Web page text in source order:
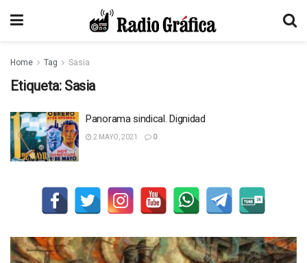
Home Tag Sasia
Etiqueta: Sasia
Panorama sindical. Dignidad
2 MAYO, 2021 0